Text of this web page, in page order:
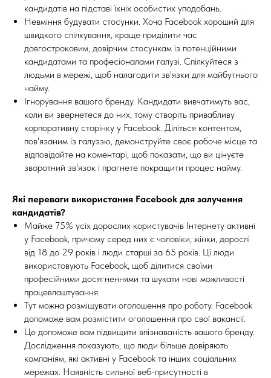
кандидатів на підставі їхніх особистих уподобань.
Невміння будувати стосунки. Хоча Facebook хороший для
швидкого спілкування, краще приділити час
довгостроковим, довірчим стосункам із потенційними
кандидатами та професіоналами галузі. Спілкуйтеся з
людьми в мережі, щоб налагодити зв'язки для майбутнього
найму.
Ігнорування вашого бренду. Кандидати вивчатимуть вас,
коли ви звернетеся до них, тому створіть привабливу
корпоративну сторінку у Facebook. Діліться контентом,
пов'язаним із галуззю, демонструйте своє робоче місце та
відповідайте на коментарі, щоб показати, що ви цінуєте
зворотний зв'язок і прагнете покращити процес найму.
Які переваги використання Facebook для залучення
кандидатів?
Майже 75% усіх дорослих користувачів Інтернету активні
у Facebook, причому серед них є чоловіки, жінки, дорослі
від 18 до 29 років і люди старші за 65 років. Ці люди
використовують Facebook, щоб ділитися своїми
професійними досягненнями та шукати нові можливості
працевлаштування.
Тут можна розміщувати оголошення про роботу. Facebook
допоможе вам розмістити оголошення про свої вакансії.
Це допоможе вам підвищити впізнаваність вашого бренду.
Дослідження показують, що люди більше довіряють
компаніям, які активні у Facebook та інших соціальних
мережах. Наявність сильної веб-присутності в